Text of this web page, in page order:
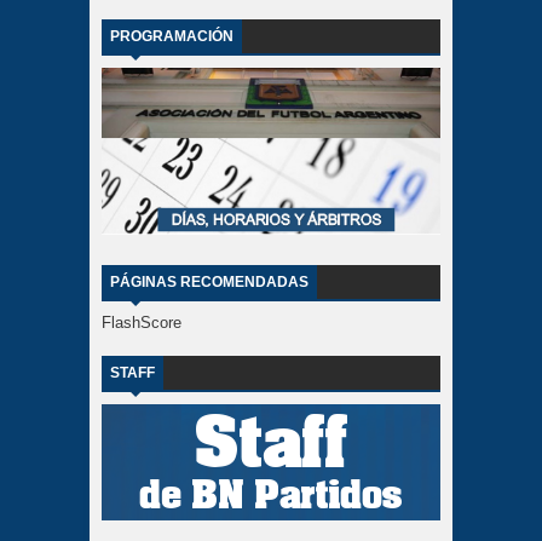
PROGRAMACIÓN
PÁGINAS RECOMENDADAS
FlashScore
STAFF